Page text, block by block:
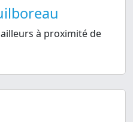
à proximité de